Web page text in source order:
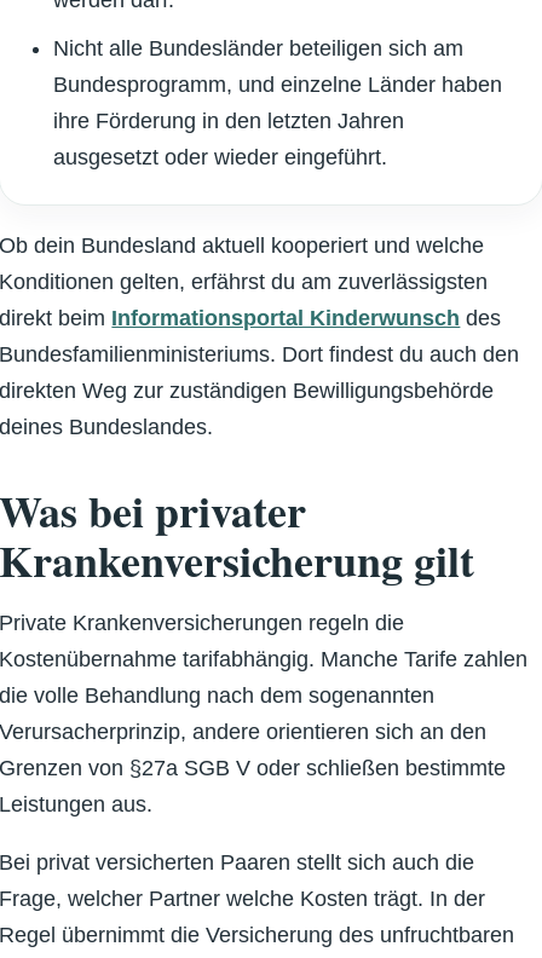
Nicht alle Bundesländer beteiligen sich am
Bundesprogramm, und einzelne Länder haben
ihre Förderung in den letzten Jahren
ausgesetzt oder wieder eingeführt.
Ob dein Bundesland aktuell kooperiert und welche
Konditionen gelten, erfährst du am zuverlässigsten
direkt beim Informationsportal Kinderwunsch des
Bundesfamilienministeriums. Dort findest du auch den
direkten Weg zur zuständigen Bewilligungsbehörde
deines Bundeslandes.
Was bei privater
Krankenversicherung gilt
Private Krankenversicherungen regeln die
Kostenübernahme tarifabhängig. Manche Tarife zahlen
die volle Behandlung nach dem sogenannten
Verursacherprinzip, andere orientieren sich an den
Grenzen von §27a SGB V oder schließen bestimmte
Leistungen aus.
Bei privat versicherten Paaren stellt sich auch die
Frage, welcher Partner welche Kosten trägt. In der
Regel übernimmt die Versicherung des unfruchtbaren